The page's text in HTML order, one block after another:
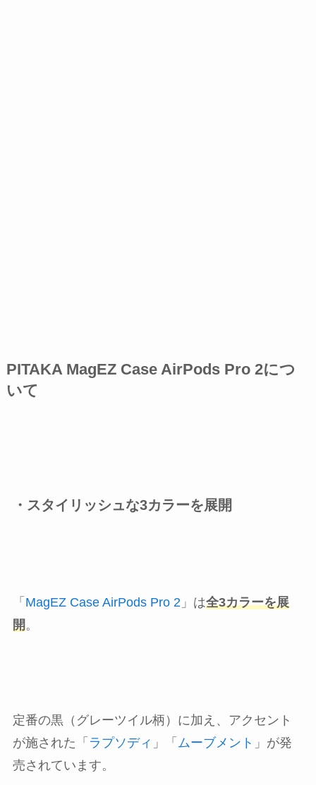
PITAKA MagEZ Case AirPods Pro 2につ
いて
・スタイリッシュな3カラーを展開
「 MagEZ Case AirPods Pro 2 」は全3カラーを展
開。
定番の黒（グレーツイル柄）に加え、アクセント
が施された「 ラプソディ 」「 ムーブメント 」が発
売されています。